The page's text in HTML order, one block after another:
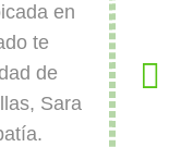
en
te
de
Sara